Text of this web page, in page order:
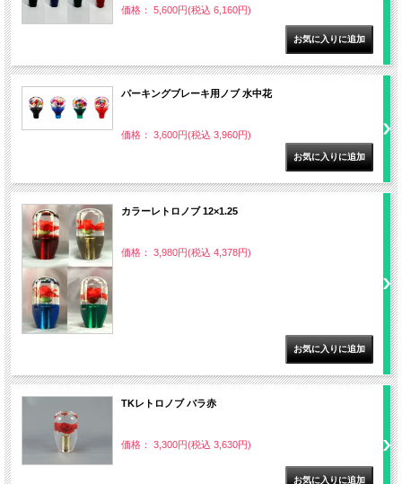
価格： 5,600円(税込 6,160円)
パーキングブレーキ用ノブ 水中花
価格： 3,600円(税込 3,960円)
カラーレトロノブ 12×1.25
価格： 3,980円(税込 4,378円)
TKレトロノブ バラ赤
価格： 3,300円(税込 3,630円)